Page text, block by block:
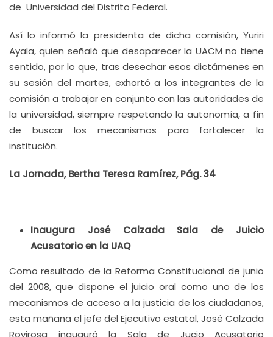
de Universidad del Distrito Federal.
Así lo informó la presidenta de dicha comisión, Yuriri
Ayala, quien señaló que desaparecer la UACM no tiene
sentido, por lo que, tras desechar esos dictámenes en
su sesión del martes, exhortó a los integrantes de la
comisión a trabajar en conjunto con las autoridades de
la universidad, siempre respetando la autonomía, a fin
de buscar los mecanismos para fortalecer la
institución.
La Jornada, Bertha Teresa Ramírez, Pág. 34
Inaugura José Calzada Sala de Juicio
Acusatorio en la UAQ
Como resultado de la Reforma Constitucional de junio
del 2008, que dispone el juicio oral como uno de los
mecanismos de acceso a la justicia de los ciudadanos,
esta mañana el jefe del Ejecutivo estatal, José Calzada
Rovirosa inauguró la Sala de Jucio Acusatorio